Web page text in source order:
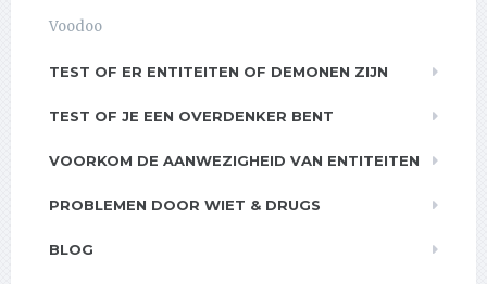
Voodoo
TEST OF ER ENTITEITEN OF DEMONEN ZIJN
TEST OF JE EEN OVERDENKER BENT
VOORKOM DE AANWEZIGHEID VAN ENTITEITEN
PROBLEMEN DOOR WIET & DRUGS
BLOG